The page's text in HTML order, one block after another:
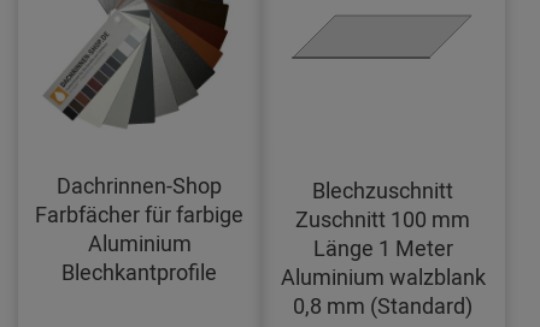
Dachrinnen-Shop
Farbfächer für farbige
Aluminium
Blechkantprofile
Blechzuschnitt
Zuschnitt 100 mm
Länge 1 Meter
Aluminium walzblank
0,8 mm (Standard)